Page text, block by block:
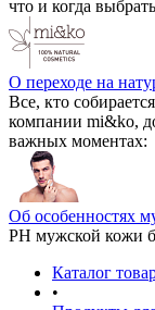
что и когда
О переходе на
Все, кто
компании mi&ko,
важных моментах:
Об особенностях
РН мужской кожи
Каталог
•